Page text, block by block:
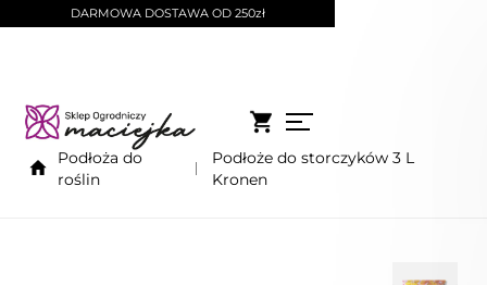
DARMOWA DOSTAWA OD 250zł
Podłoża do
roślin
Podłoże do storczyków 3 L
Kronen